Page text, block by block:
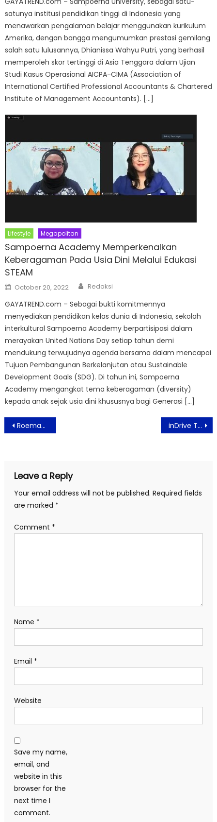
satunya institusi pendidikan tinggi di Indonesia yang
menawarkan pengalaman belajar menggunakan kurikulum
Amerika, dengan bangga mengumumkan prestasi gemilang
salah satu lulusannya, Dhianissa Wahyu Putri, yang berhasil
memperoleh skor tertinggi di Asia Tenggara dalam Ujian
Studi Kasus Operasional AICPA-CIMA (Association of
International Certified Professional Accountants & Chartered
Institute of Management Accountants). […]
Lifestyle Megapolitan
Sampoerna Academy Memperkenalkan
Keberagaman Pada Usia Dini Melalui Edukasi
STEAM
Posted
on
October 20, 2022 Author
Redaksi
GAYATREND.com – Sebagai bukti komitmennya
menyediakan pendidikan kelas dunia di Indonesia, sekolah
interkultural Sampoerna Academy berpartisipasi dalam
merayakan United Nations Day setiap tahun demi
mendukung terwujudnya agenda bersama dalam mencapai
Tujuan Pembangunan Berkelanjutan atau Sustainable
Development Goals (SDG). Di tahun ini, Sampoerna
Academy mengangkat tema keberagaman (diversity)
kepada anak sejak usia dini khususnya bagi Generasi […]
Post
navigation
Roemah Indonesia di Amsterdam Coffee Festival 2026 inDrive Tawarkan Solusi Mobilitas Fleksibel untuk Jelajahi Bandung
Leave a Reply
Your email address will not be published. Required fields
are marked *
Comment *
Name *
Email *
Website
Save my name,
email, and
website in this
browser for the
next time I
comment.